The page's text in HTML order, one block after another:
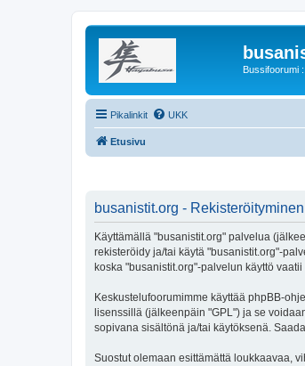
Bussifoorumi
Pikalinkit UKK
Etusivu
busanistit.org - Rekisteröityminen
Käyttämällä "busanistit.org" palvelua
rekisteröidy ja/tai käytä "busanistit.org"-
koska "busanistit.org"-palvelun käyttö
Keskustelufoorumimme käyttää phpBB-
lisenssillä (jälkeenpäin "GPL") ja se
sopivana sisältönä ja/tai käytöksenä.
Suostut olemaan esittämättä loukkaavaa,